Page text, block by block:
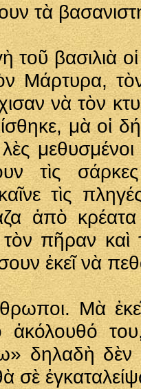
τὰ
τοῦ βασιλιὰ
Μάρτυρα,
νὰ τὸν
μὰ οἱ
λὲς
τὶς
τὶς
ἀπὸ
πῆραν
ἐκεῖ νὰ
Μὰ
ἀκόλουθό
δηλαδὴ
σὲ